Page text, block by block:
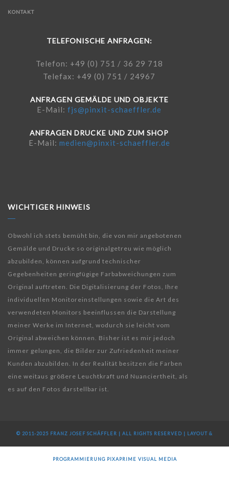
KONTAKT
TELEFONISCHE ANFRAGEN:
Telefon: +49 (0) 751 / 36 29 718
Telefax: +49 (0) 751 / 24967
ANFRAGEN GEMÄLDE UND OBJEKTE
E-Mail: fjs@pinxit-schaeffler.de
ANFRAGEN DRUCKE UND ZUM SHOP
E-Mail: medien@pinxit-schaeffler.de
WICHTIGER HINWEIS
Obwohl ich stets bemüht bin, die von mir angebotenen
Gemälde und Drucke so originalgetreu wie möglich
abzubilden, können aufgrund technischer
Gegebenheiten geringfügige Farbabweichungen zum
Original auftreten. Die Digitalisierung der Fotos, Ihre
individuellen Monitoreinstellungen sowie die Art des
verwendeten Monitors beeinflussen die Darstellung
meiner Werke im Internet, wodurch sie leicht vom
Original abweichen können. Bisher ist es mir jedoch
immer gelungen, die Bilder zur Zufriedenheit meiner
Kunden abzubilden. In der Realität besitzen die Farben
eine weitaus größere Leuchtkraft und Nuanciertheit, als
es auf den Fotos darstellbar ist.
© 2011-2025 FRANZ JOSEF SCHÄFFLER | ALL RIGHTS RESERVED | LAYOUT &
PROGRAMMIERUNG PIXAPRIME VISUAL MEDIA